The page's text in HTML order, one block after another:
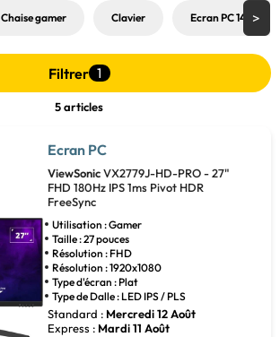
Chaise gamer Clavier Ecran PC 144Hz
Filtrer 1
5 articles
Ecran PC
ViewSonicVX2779J-HD-PRO - 27"
FHD 180Hz IPS 1ms Pivot HDR
FreeSync
Utilisation : Gamer
Taille : 27 pouces
Résolution : FHD
Résolution : 1920x1080
Type d'écran : Plat
Type de Dalle : LED IPS / PLS
Standard : Mercredi 12 Août
Express : Mardi 11 Août